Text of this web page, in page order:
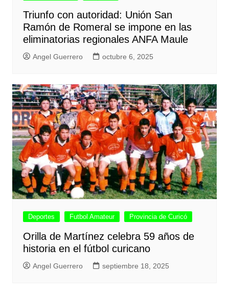
Triunfo con autoridad: Unión San
Ramón de Romeral se impone en las
eliminatorias regionales ANFA Maule
Angel Guerrero octubre 6, 2025
Deportes Futbol Amateur Provincia de Curicó
Orilla de Martínez celebra 59 años de
historia en el fútbol curicano
Angel Guerrero septiembre 18, 2025